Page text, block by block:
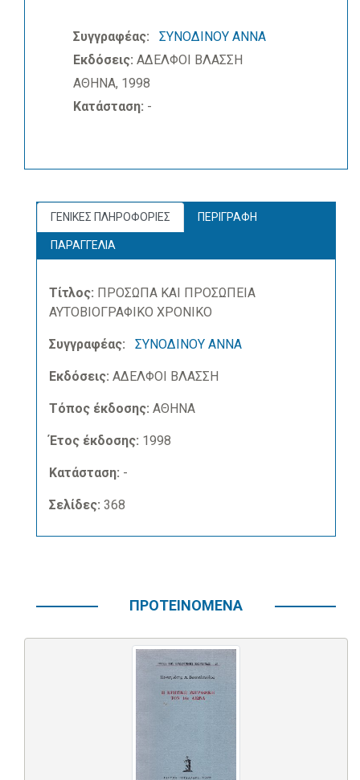
Συγγραφέας:
ΣΥΝΟΔΙΝΟΥ ΑΝΝΑ
Εκδόσεις: ΑΔΕΛΦΟΙ ΒΛΑΣΣΗ
ΑΘΗΝΑ, 1998
Κατάσταση: -
ΓΕΝΙΚΕΣ ΠΛΗΡΟΦΟΡΙΕΣ ΠΕΡΙΓΡΑΦΗ
ΠΑΡΑΓΓΕΛΙΑ
Τίτλος: ΠΡΟΣΩΠΑ ΚΑΙ ΠΡΟΣΩΠΕΙΑ
ΑΥΤΟΒΙΟΓΡΑΦΙΚΟ ΧΡΟΝΙΚΟ
Συγγραφέας: ΣΥΝΟΔΙΝΟΥ ΑΝΝΑ
Εκδόσεις: ΑΔΕΛΦΟΙ ΒΛΑΣΣΗ
Τόπος έκδοσης: ΑΘΗΝΑ
Έτος έκδοσης: 1998
Κατάσταση: -
Σελίδες: 368
ΠΡΟΤΕΙΝΟΜΕΝΑ